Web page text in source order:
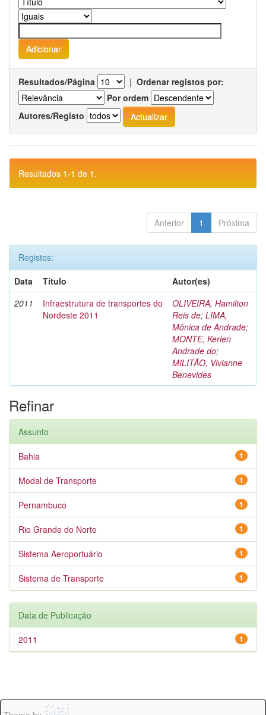
Resultados/Página | Ordenar registos por:
Por ordem
Autores/Registo
Resultados 1-1 de 1.
Anterior 1 Próxima
Registos:
Data
Título
Autor(es)
2011
Infraestrutura de transportes do
Nordeste 2011
OLIVEIRA, Hamilton
Reis de; LIMA,
Mônica de Andrade;
MONTE, Kerlen
Andrade do;
MILITÃO, Vivianne
Benevides
Refinar
Assunto
1
Bahia
1
Modal de Transporte
1
Pernambuco
1
Rio Grande do Norte
1
Sistema Aeroportuário
1
Sistema de Transporte
Data de Publicação
1
2011